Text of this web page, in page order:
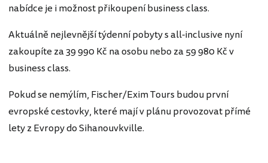
nabídce je i možnost přikoupení business class.
Aktuálně nejlevnější týdenní pobyty s all-inclusive nyní
zakoupíte za 39 990 Kč na osobu nebo za 59 980 Kč v
business class.
Pokud se nemýlím, Fischer/Exim Tours budou první
evropské cestovky, které mají v plánu provozovat přímé
lety z Evropy do Sihanouvkville.